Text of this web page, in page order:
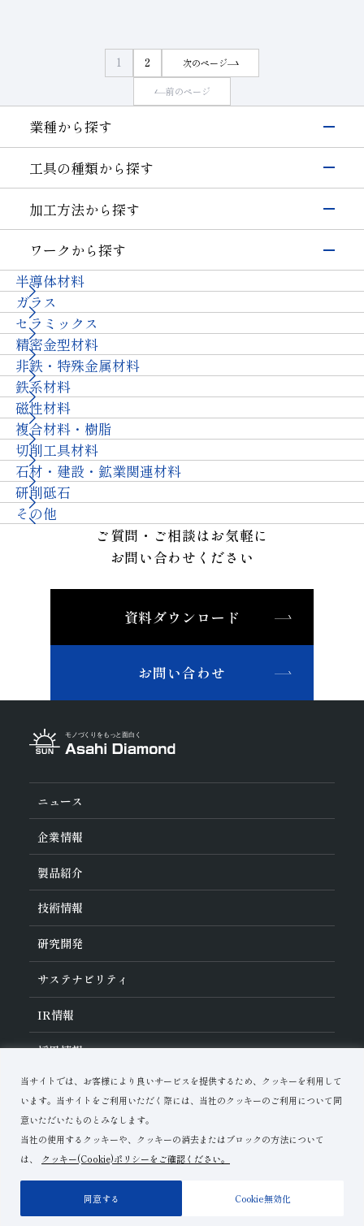
当サイトでは、お客様により良いサービスを提供するため、クッキーを利用して
います。当サイトをご利用いただく際には、当社のクッキーのご利用について同
意いただいたものとみなします。
当社の使用するクッキーや、クッキーの消去またはブロックの方法について
は、
クッキー(Cookie)ポリシーをご確認ください。
Cookie無効化
同意する
業種から探す
電子・半導体
シリコン
磁性材料
伸線
その他(電子・半導体)
輸送機器
自動車・二輪
その他(輸送機器)
機械・工具
セラミックス(構造部品）
機械付
超硬
軸受
その他(機械)
石材・建設
石材
土木・鉱業
その他業種
宝飾 その他(その他業種)
工具の種類から探す
研削工具
精密カッティングツール
切削工具
耐摩耗工具
伸線工具
ドレッサ
石材・建設・鉱業関連工具
その他
加工方法から探す
切断・溝入れ
穴あけ
切削
耐摩耗
伸線
ツルーイング・ドレッシング
研磨
ワークから探す
半導体材料
ガラス
セラミックス
精密金型材料
非鉄・特殊金属材料
鉄系材料
磁性材料
複合材料・樹脂
切削工具材料
石材・建設・鉱業関連材料
研削砥石
その他
前のページ
1 2 次のページ
ご質問・ご相談はお気軽に
お問い合わせください
資料ダウンロード
お問い合わせ
ニュース
企業情報
旭ダイヤについて
ダイヤの輪
ご挨拶
会社概要
沿革
役員紹介
事業紹介
活動拠点
製品紹介
業種から探す
工具の種類から探す
加工方法から探す
ワークから探す
技術情報
ダイヤモンド工具・
教えて！研削工具
ご使⽤上の注意
各製品の安全な取扱いについて
トラブルシューティング
研究開発
研究開発について
対外発表一覧
イノベーションストーリー
サステナビリティ
サステナビリティポリシー
コーポレート・ガバナンス
マテリアリティ
リスクマネジメント（BCM）
環境への取り組み
IR情報
IR資料室
IRカレンダー
株式に関する諸手続き
ディスクロージャーポリシー
採用情報
資料ダウンロード
お問い合わせ
ご利用上の注意プライバシーポリシー サイトマップ
Copyright© Asahi Diamond Industrial Co.,Ltd.